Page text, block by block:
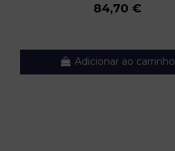
84,70 €
Adicionar ao carrinho